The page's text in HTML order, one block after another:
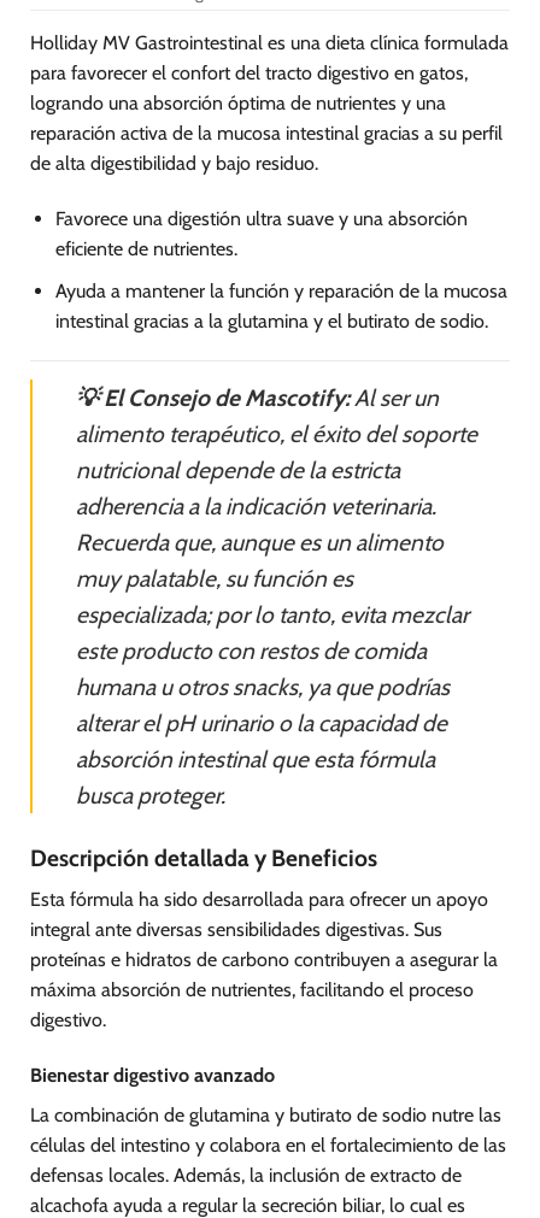
Holliday MV Gastrointestinal es una dieta clínica formulada
para favorecer el confort del tracto digestivo en gatos,
logrando una absorción óptima de nutrientes y una
reparación activa de la mucosa intestinal gracias a su perfil
de alta digestibilidad y bajo residuo.
Favorece una digestión ultra suave y una absorción
eficiente de nutrientes.
Ayuda a mantener la función y reparación de la mucosa
intestinal gracias a la glutamina y el butirato de sodio.
💡 El Consejo de Mascotify:Al ser un
alimento terapéutico, el éxito del soporte
nutricional depende de la estricta
adherencia a la indicación veterinaria.
Recuerda que, aunque es un alimento
muy palatable, su función es
especializada; por lo tanto, evita mezclar
este producto con restos de comida
humana u otros snacks, ya que podrías
alterar el pH urinario o la capacidad de
absorción intestinal que esta fórmula
busca proteger.
Descripción detallada y Beneficios
Esta fórmula ha sido desarrollada para ofrecer un apoyo
integral ante diversas sensibilidades digestivas. Sus
proteínas e hidratos de carbono contribuyen a asegurar la
máxima absorción de nutrientes, facilitando el proceso
digestivo.
Bienestar digestivo avanzado
La combinación de glutamina y butirato de sodio nutre las
células del intestino y colabora en el fortalecimiento de las
defensas locales. Además, la inclusión de extracto de
alcachofa ayuda a regular la secreción biliar, lo cual es